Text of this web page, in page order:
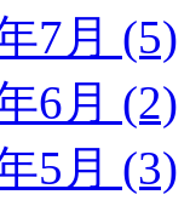
7月 (5)
6月 (2)
5月 (3)